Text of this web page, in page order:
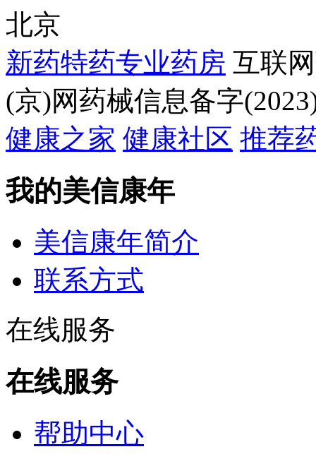
北京
新药特药专业药房 互联
(京)网药械信息备字
健康之家 健康社区 推荐
我的美信康年
美信康年简介
联系方式
在线服务
在线服务
帮助中心